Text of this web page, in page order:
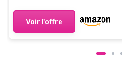
Voir l'offre